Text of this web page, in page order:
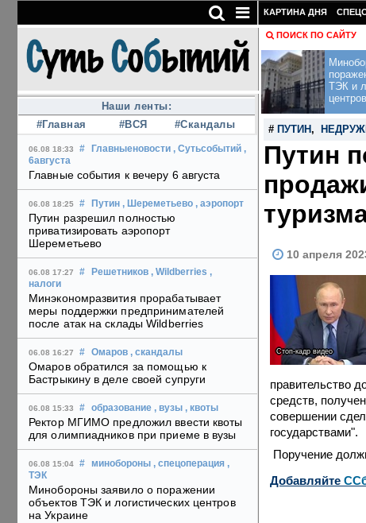
Наши ленты:
#Главная
#ВСЯ #Скандалы
06.08 18:33 # Главныеновости , Сутьсобытий ,
6августа
Главные события к вечеру 6 августа
06.08 18:25 # Путин , Шереметьево , аэропорт
Путин разрешил полностью
приватизировать аэропорт
Шереметьево
06.08 17:27 # Решетников , Wildberries ,
налоги
Минэкономразвития прорабатывает
меры поддержки предпринимателей
после атак на склады Wildberries
06.08 16:27 # Омаров , скандалы
Омаров обратился за помощью к
Бастрыкину в деле своей супруги
06.08 15:33 # образование , вузы , квоты
Ректор МГИМО предложил ввести квоты
для олимпиадников при приеме в вузы
06.08 15:04 # минобороны , спецоперация ,
ТЭК
Минобороны заявило о поражении
объектов ТЭК и логистических центров
на Украине
КАРТИНА ДНЯ
ПОИСК ПО САЙТУ
ТЭК и
# ПУТИН ,
Путин
10 апреля
Стоп-кадр видео
правительство
средств,
совершении
государствами".
Поручение
Добавляйте